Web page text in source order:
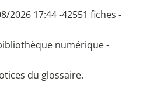
2026 17:44 -42551 fiches -
numérique -
du glossaire.